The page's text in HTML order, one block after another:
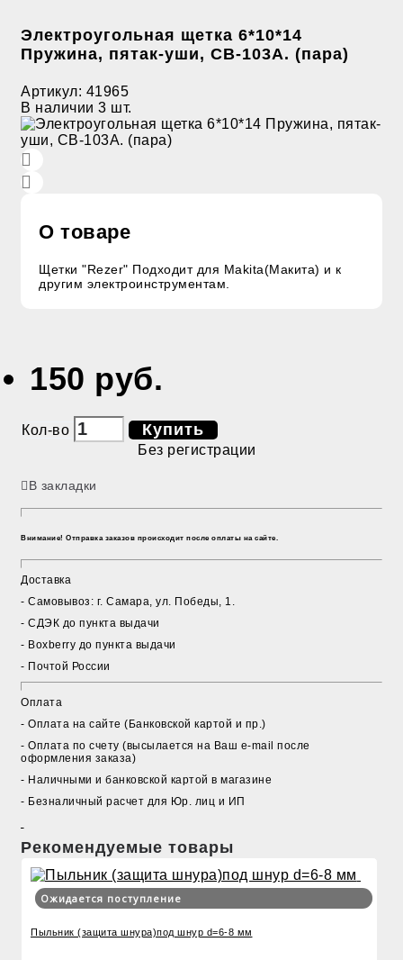
Электроугольная щетка 6*10*14
Пружина, пятак-уши, СВ-103А. (пара)
Артикул: 41965
В наличии 3 шт.
О товаре
Щетки "Rezer" Подходит для Makita(Макита) и к
другим электроинструментам.
150 руб.
Кол-во Купить
Без регистрации
В закладки
Внимание! Отправка заказов происходит после оплаты на сайте.
Доставка
- Cамовывоз: г. Самара, ул. Победы, 1.
- СДЭК до пункта выдачи
- Boxberry до пункта выдачи
- Почтой России
Оплата
- Оплата на сайте (Банковской картой и пр.)
- Оплата по счету (высылается на Ваш e-mail после
оформления заказа)
- Наличными и банковской картой в магазине
- Безналичный расчет для Юр. лиц и ИП
Рекомендуемые товары
Ожидается поступление
Пыльник (защита шнура)под шнур d=6-8 мм